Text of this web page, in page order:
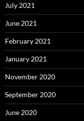
July 2021
June 2021
February 2021
January 2021
November 2020
September 2020
June 2020